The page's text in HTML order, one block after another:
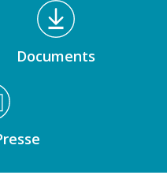
Documents